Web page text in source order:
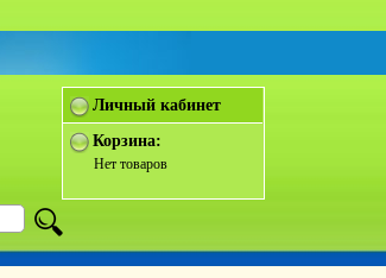
Личный кабинет
Корзина:
Нет товаров